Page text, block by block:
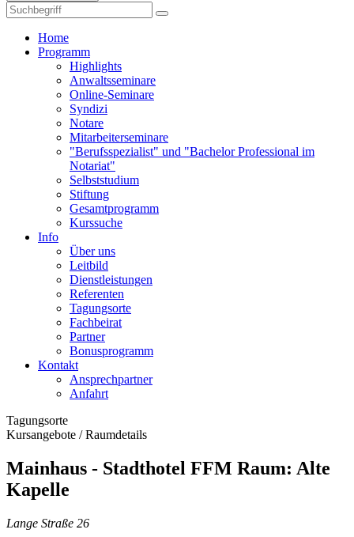
Home
Programm
Highlights
Anwaltsseminare
Online-Seminare
Syndizi
Notare
Mitarbeiterseminare
"Berufsspezialist" und "Bachelor Professional im
Notariat"
Selbststudium
Stiftung
Gesamtprogramm
Kurssuche
Info
Über uns
Leitbild
Dienstleistungen
Referenten
Tagungsorte
Fachbeirat
Partner
Bonusprogramm
Kontakt
Ansprechpartner
Anfahrt
Tagungsorte
Kursangebote /Raumdetails
Mainhaus - Stadthotel FFM Raum: Alte
Kapelle
Lange Straße 26